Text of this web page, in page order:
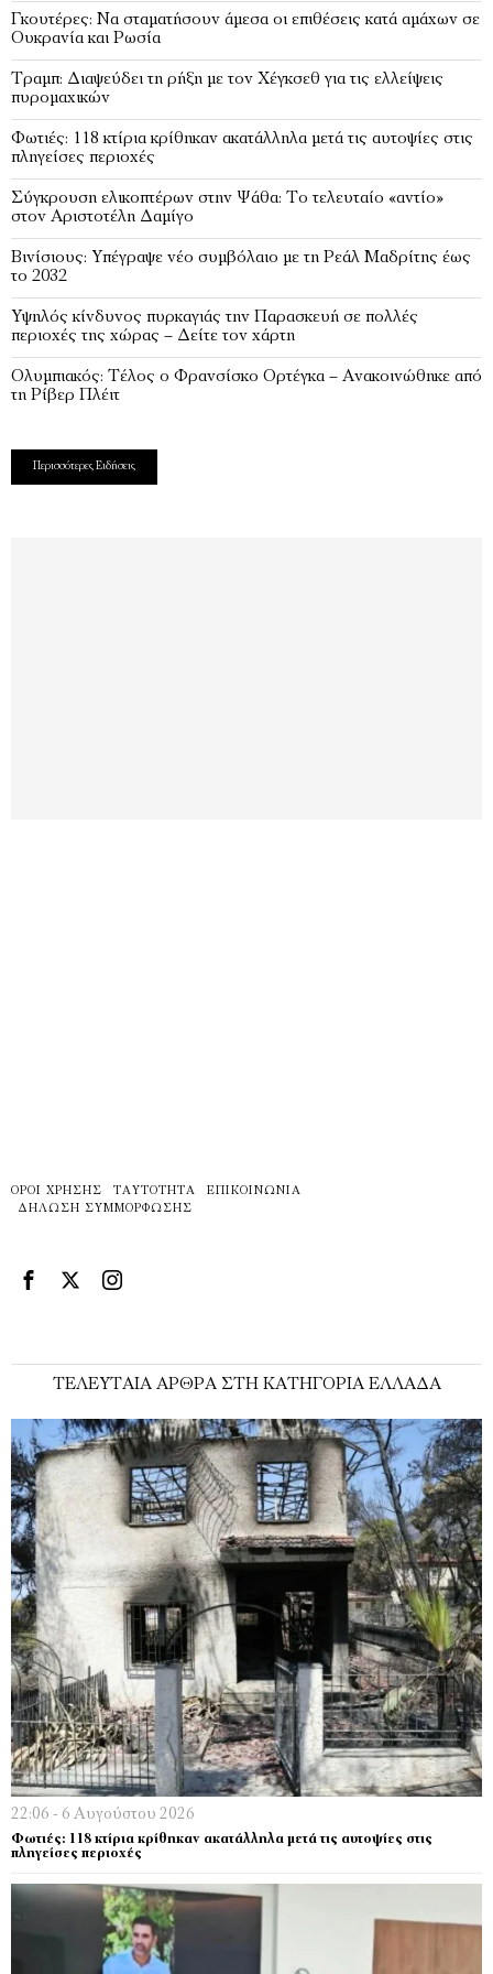
Γκουτέρες: Να σταματήσουν άμεσα οι επιθέσεις κατά αμάχων σε
Ουκρανία και Ρωσία
Τραμπ: Διαψεύδει τη ρήξη με τον Χέγκσεθ για τις ελλείψεις
πυρομαχικών
Φωτιές: 118 κτίρια κρίθηκαν ακατάλληλα μετά τις αυτοψίες στις
πληγείσες περιοχές
Σύγκρουση ελικοπτέρων στην Ψάθα: Tο τελευταίο «αντίο»
στον Αριστοτέλη Δαμίγο
Βινίσιους: Υπέγραψε νέο συμβόλαιο με τη Ρεάλ Μαδρίτης έως
το 2032
Υψηλός κίνδυνος πυρκαγιάς την Παρασκευή σε πολλές
περιοχές της χώρας – Δείτε τον χάρτη
Ολυμπιακός: Τέλος ο Φρανσίσκο Ορτέγκα – Ανακοινώθηκε από
τη Ρίβερ Πλέιτ
Περισσότερες Ειδήσεις
ΌΡΟΙ ΧΡΉΣΗΣ ΤΑΥΤΌΤΗΤΑ
ΕΠΙΚΟΙΝΩΝΊΑ
ΔΉΛΩΣΗ ΣΥΜΜΌΡΦΩΣΗΣ
ΤΕΛΕΥΤΑΊΑ ΆΡΘΡΑ ΣΤΗ ΚΑΤΗΓΟΡΊΑ ΕΛΛΆΔΑ
22:06 - 6 Αυγούστου 2026
Φωτιές: 118 κτίρια κρίθηκαν ακατάλληλα μετά τις αυτοψίες στις
πληγείσες περιοχές